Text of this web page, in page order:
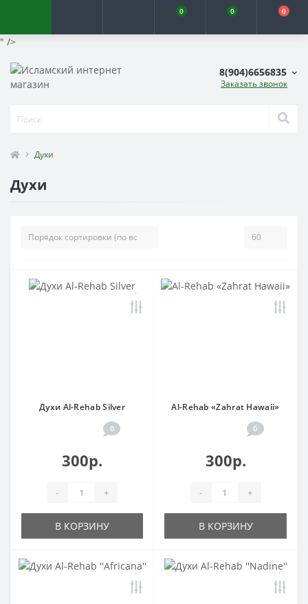
" />
0 0 0
8(904)6656835
Заказать звонок
Духи
Духи
Духи Al-Rehab Silver
0
300р.
- +
В КОРЗИНУ
Al-Rehab «Zahrat Hawaii»
0
300р.
- +
В КОРЗИНУ